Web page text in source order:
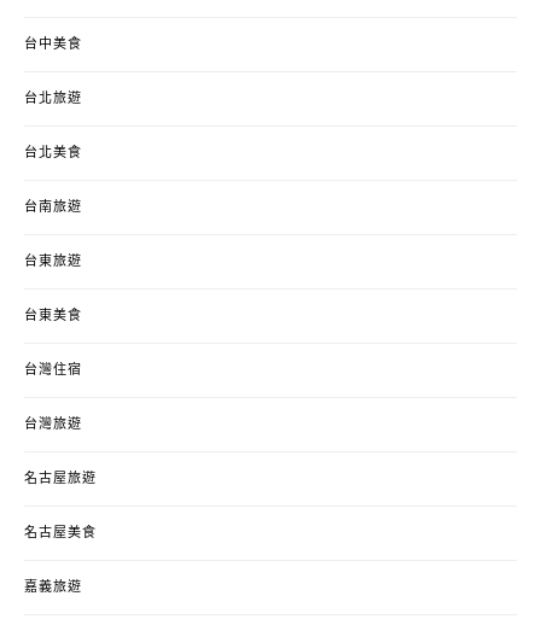
台中美食
台北旅遊
台北美食
台南旅遊
台東旅遊
台東美食
台灣住宿
台灣旅遊
名古屋旅遊
名古屋美食
嘉義旅遊